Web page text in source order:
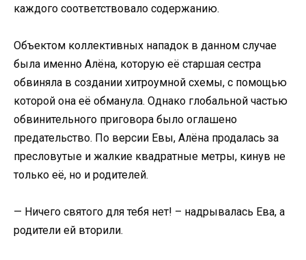
каждого соответствовало содержанию.
Объектом коллективных нападок в данном случае
была именно Алёна, которую её старшая сестра
обвиняла в создании хитроумной схемы, с помощью
которой она её обманула. Однако глобальной частью
обвинительного приговора было оглашено
предательство. По версии Евы, Алёна продалась за
пресловутые и жалкие квадратные метры, кинув не
только её, но и родителей.
— Ничего святого для тебя нет! – надрывалась Ева, а
родители ей вторили.